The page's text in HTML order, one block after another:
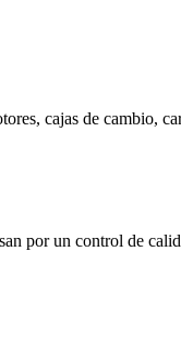
cajas de cambio,
por un control de